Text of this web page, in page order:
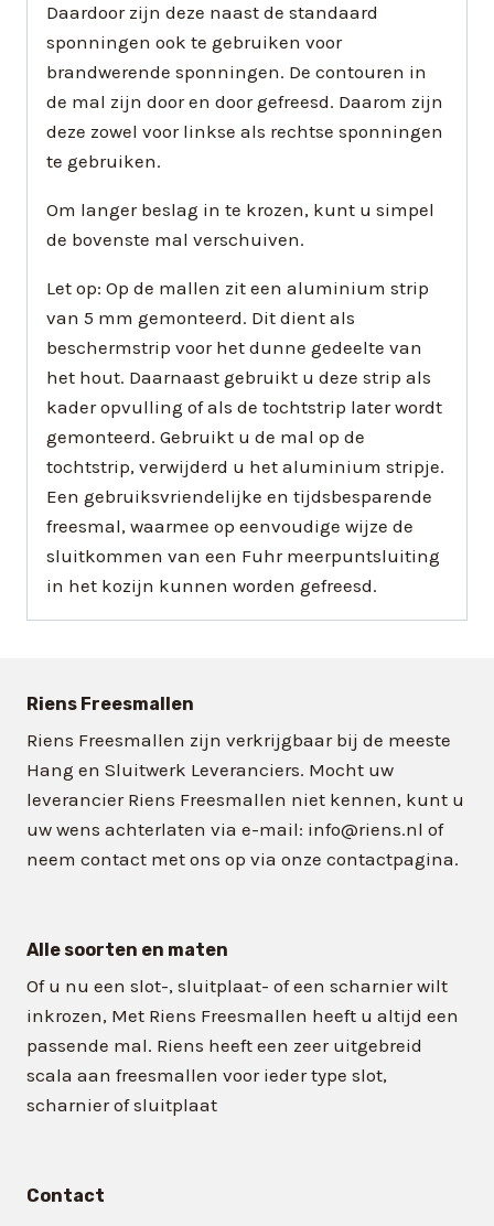
Daardoor zijn deze naast de standaard
sponningen ook te gebruiken voor
brandwerende sponningen. De contouren in
de mal zijn door en door gefreesd. Daarom zijn
deze zowel voor linkse als rechtse sponningen
te gebruiken.
Om langer beslag in te krozen, kunt u simpel
de bovenste mal verschuiven.
Let op: Op de mallen zit een aluminium strip
van 5 mm gemonteerd. Dit dient als
beschermstrip voor het dunne gedeelte van
het hout. Daarnaast gebruikt u deze strip als
kader opvulling of als de tochtstrip later wordt
gemonteerd. Gebruikt u de mal op de
tochtstrip, verwijderd u het aluminium stripje.
Een gebruiksvriendelijke en tijdsbesparende
freesmal, waarmee op eenvoudige wijze de
sluitkommen van een Fuhr meerpuntsluiting
in het kozijn kunnen worden gefreesd.
Riens Freesmallen
Riens Freesmallen zijn verkrijgbaar bij de meeste
Hang en Sluitwerk Leveranciers. Mocht uw
leverancier Riens Freesmallen niet kennen, kunt u
uw wens achterlaten via e-mail: info@riens.nl of
neem contact met ons op via onze contactpagina.
Alle soorten en maten
Of u nu een slot-, sluitplaat- of een scharnier wilt
inkrozen, Met Riens Freesmallen heeft u altijd een
passende mal. Riens heeft een zeer uitgebreid
scala aan freesmallen voor ieder type slot,
scharnier of sluitplaat
Contact